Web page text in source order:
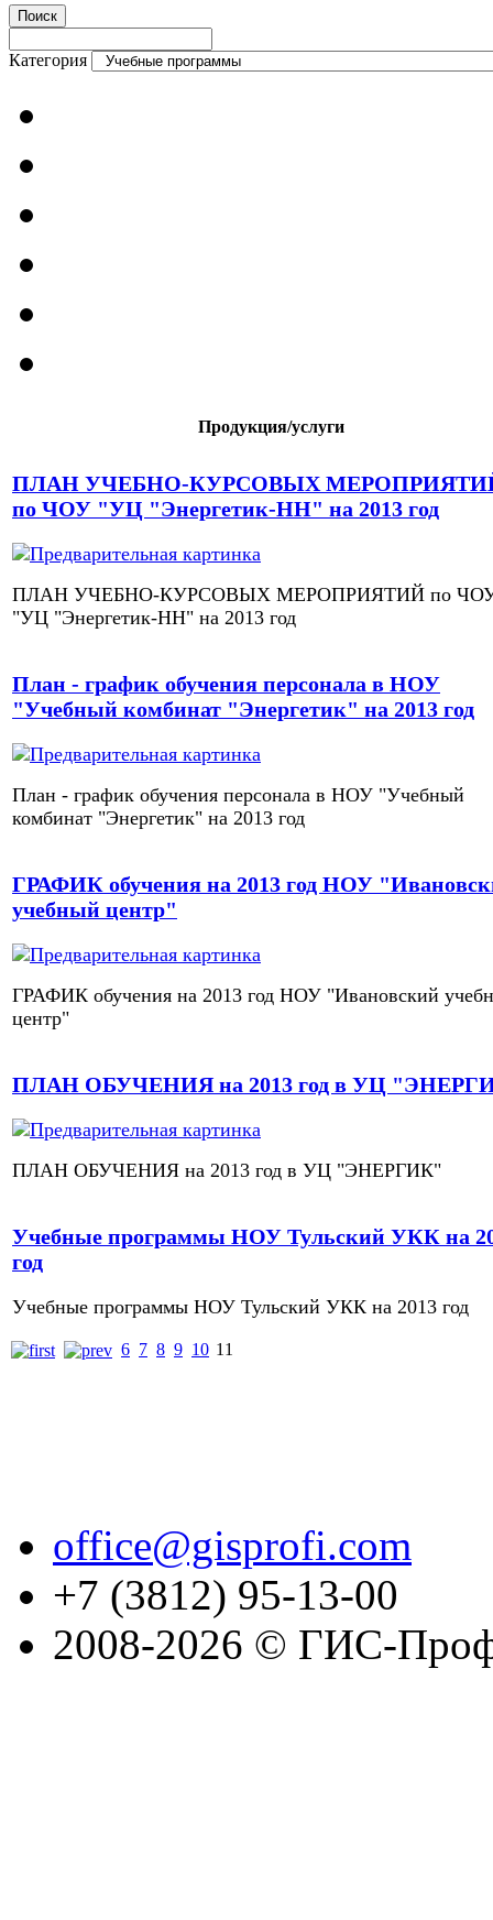
Категория
Продукция/услуги
ПЛАН УЧЕБНО-КУРСОВЫХ
по ЧОУ "УЦ "Энергетик-НН" на 2013 год
ПЛАН УЧЕБНО-КУРСОВЫХ МЕРОПРИЯТИЙ по
"УЦ "Энергетик-НН" на 2013 год
План - график обучения персонала в НОУ
"Учебный комбинат "Энергетик" на 2013 год
План - график обучения персонала в НОУ "Учебный
комбинат "Энергетик" на 2013 год
ГРАФИК обучения на 2013 год НОУ
учебный центр"
ГРАФИК обучения на 2013 год НОУ "Ивановский
центр"
ПЛАН ОБУЧЕНИЯ на 2013 год в УЦ
ПЛАН ОБУЧЕНИЯ на 2013 год в УЦ "ЭНЕРГИК"
Учебные программы НОУ Тульский УКК на
год
Учебные программы НОУ Тульский УКК на 2013 год
6 7 8 9 10 11
office@gisprofi.com
+7 (3812) 95-13-00
2008-2026 © ГИС-